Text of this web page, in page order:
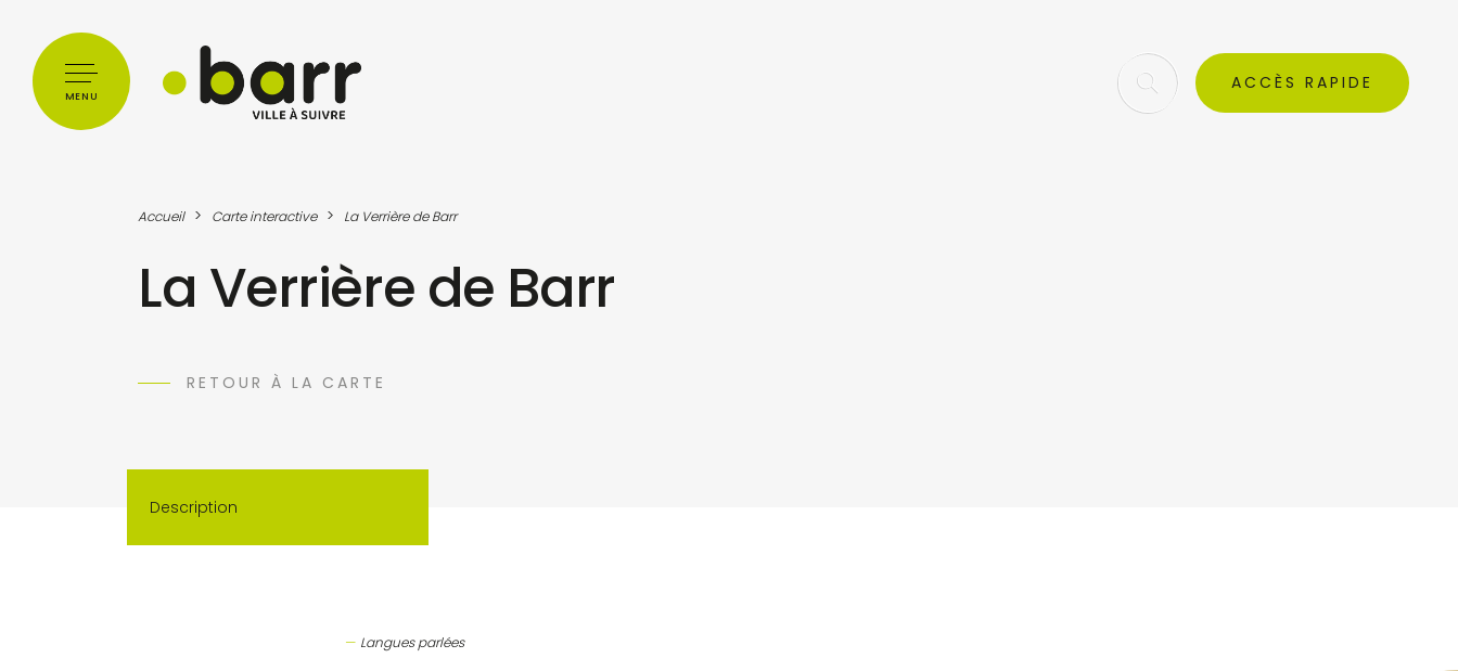
MENU
ACCÈS RAPIDE
Accueil > Carte interactive > La Verrière de Barr
La Verrière de Barr
RETOUR À LA CARTE
Description
Langues parlées